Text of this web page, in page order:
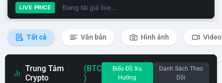
LIVE PRICE Đang tải giá live...
Tất cả Văn bản Hình ảnh Video
Trung Tâm
Crypto
(BTC
)
Biểu Đồ Xu
Hướng
Danh Sách Theo
Dõi